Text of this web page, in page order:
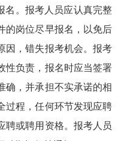
名。报考人员应认真完整
的岗位尽早报名，以免后
因，错失报考机会。报考
性负责，报名时应当签署
确，并承担不实承诺的相
过程，任何环节发现应聘
聘或聘用资格。报考人员